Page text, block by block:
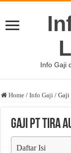
Info Gaji
Home / Info Gaji / Gaji
Gaji PT Tira
Daftar Isi